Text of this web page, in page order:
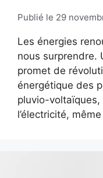
29
Les énergies
nous surprendre.
promet de
énergétique des
pluvio-
l’électricité, même